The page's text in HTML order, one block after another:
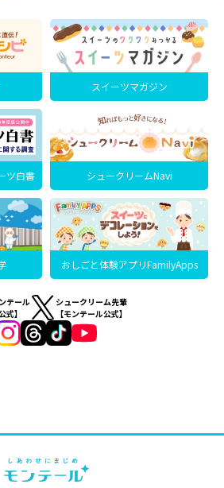
スイーツマガジン
ツ白書 シュークリームNavi
おしごと体験アプリFamilyApps
テール
式】
シュークリーム先輩
【モンテール公式】